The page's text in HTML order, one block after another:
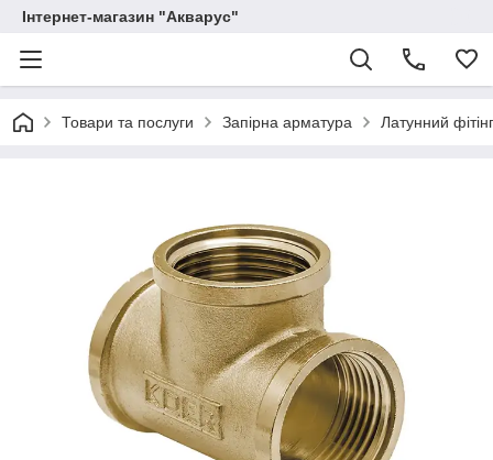
Інтернет-магазин "Акварус"
Товари та послуги Запірна арматура Латунний